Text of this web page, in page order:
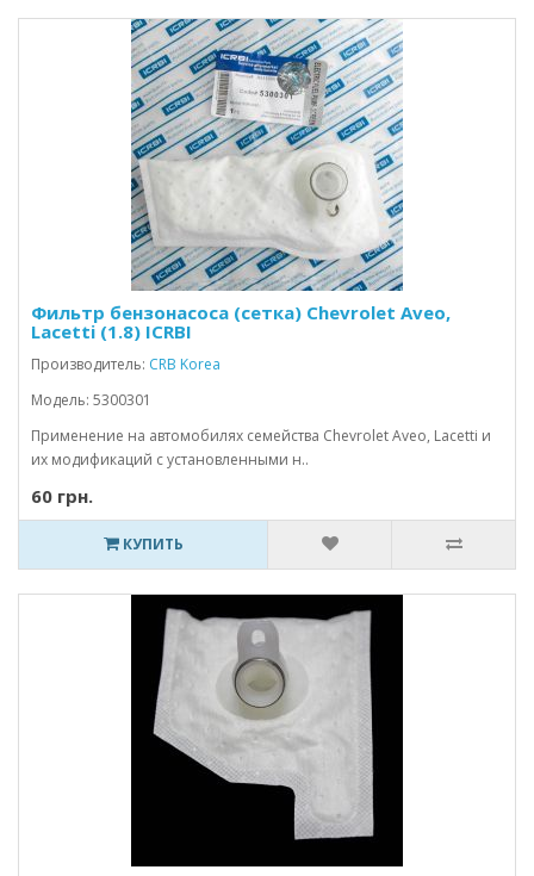
Фильтр бензонасоса (сетка) Chevrolet Aveo,
Lacetti (1.8) ICRBI
Производитель: CRB Korea
Модель: 5300301
Применение на автомобилях семейства Chevrolet Aveo, Lacetti и
их модификаций с установленными н..
60 грн.
КУПИТЬ